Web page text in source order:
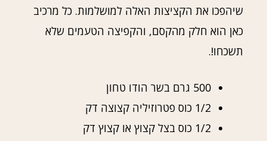
שיהפכו את הקציצות האלה למושלמות. כל מרכיב
כאן הוא חלק מהקסם, והקפיצה הטעמים שלא
תשכחו!.
500 גרם בשר הודו טחון
1/2 כוס פטרוזיליה קצוצה דק
1/2 כוס בצל קצוץ או קצוץ דק